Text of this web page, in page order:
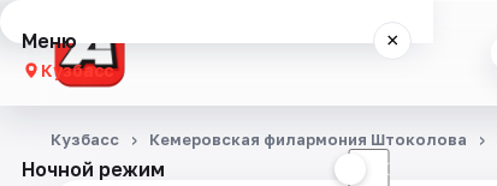
Меню ×
Кузбасс
Концерты
Ночной режим ☾
Кузбасс Кемеровская филармония Штоколова